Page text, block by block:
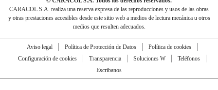
CARACOL S.A. realiza una reserva expresa de las reproducciones y usos de las obras
y otras prestaciones accesibles desde este sitio web a medios de lectura mecánica u otros
medios que resulten adecuados.
Aviso legal Política de Protección de Datos
Política de cookies
Configuración de cookies
Transparencia Soluciones W
Teléfonos
Escríbanos